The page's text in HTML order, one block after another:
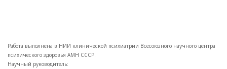
Работа выполнена в НИИ клинической психиатрии Всесоюзного научного центра
психического здоровья AMН СССР.
Научный руководитель: